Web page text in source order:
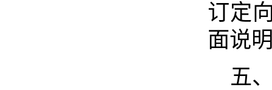
订定
面说
五